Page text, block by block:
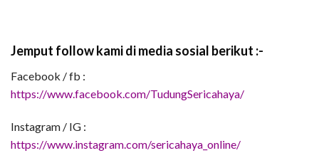
Jemput follow kami di media sosial berikut :-
Facebook / fb :
https://www.facebook.com/TudungSericahaya/
Instagram / IG :
https://www.instagram.com/sericahaya_online/